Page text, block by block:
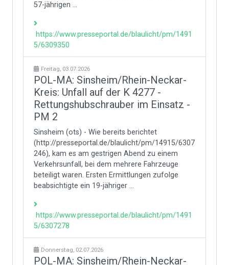
57-jährigen ...
https://www.presseportal.de/blaulicht/pm/1491
5/6309350
Freitag, 03.07.2026
POL-MA: Sinsheim/Rhein-Neckar-
Kreis: Unfall auf der K 4277 -
Rettungshubschrauber im Einsatz -
PM 2
Sinsheim (ots) - Wie bereits berichtet
(http://presseportal.de/blaulicht/pm/14915/6307
246), kam es am gestrigen Abend zu einem
Verkehrsunfall, bei dem mehrere Fahrzeuge
beteiligt waren. Ersten Ermittlungen zufolge
beabsichtigte ein 19-jähriger ...
https://www.presseportal.de/blaulicht/pm/1491
5/6307278
Donnerstag, 02.07.2026
POL-MA: Sinsheim/Rhein-Neckar-